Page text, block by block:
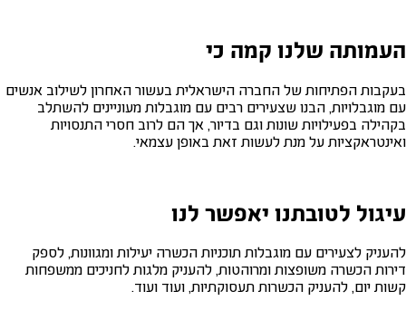
העמותה שלנו קמה כי
בעקבות הפתיחות של החברה הישראלית בעשור האחרון לשילוב אנשים
עם מוגבלויות, הבנו שצעירים רבים עם מוגבלות מעוניינים להשתלב
בקהילה בפעילויות שונות וגם בדיור, אך הם לרוב חסרי התנסויות
ואינטראקציות על מנת לעשות זאת באופן עצמאי.
עיגול לטובתנו יאפשר לנו
להעניק לצעירים עם מוגבלות תוכניות הכשרה יעילות ומגוונות, לספק
דירות הכשרה משופצות ומרוהטות, להעניק מלגות לחניכים ממשפחות
קשות יום, להעניק הכשרות תעסוקתיות, ועוד ועוד.